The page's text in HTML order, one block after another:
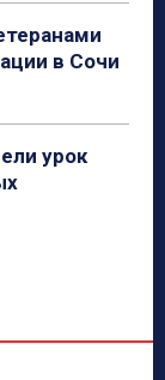
в Сочи
урок